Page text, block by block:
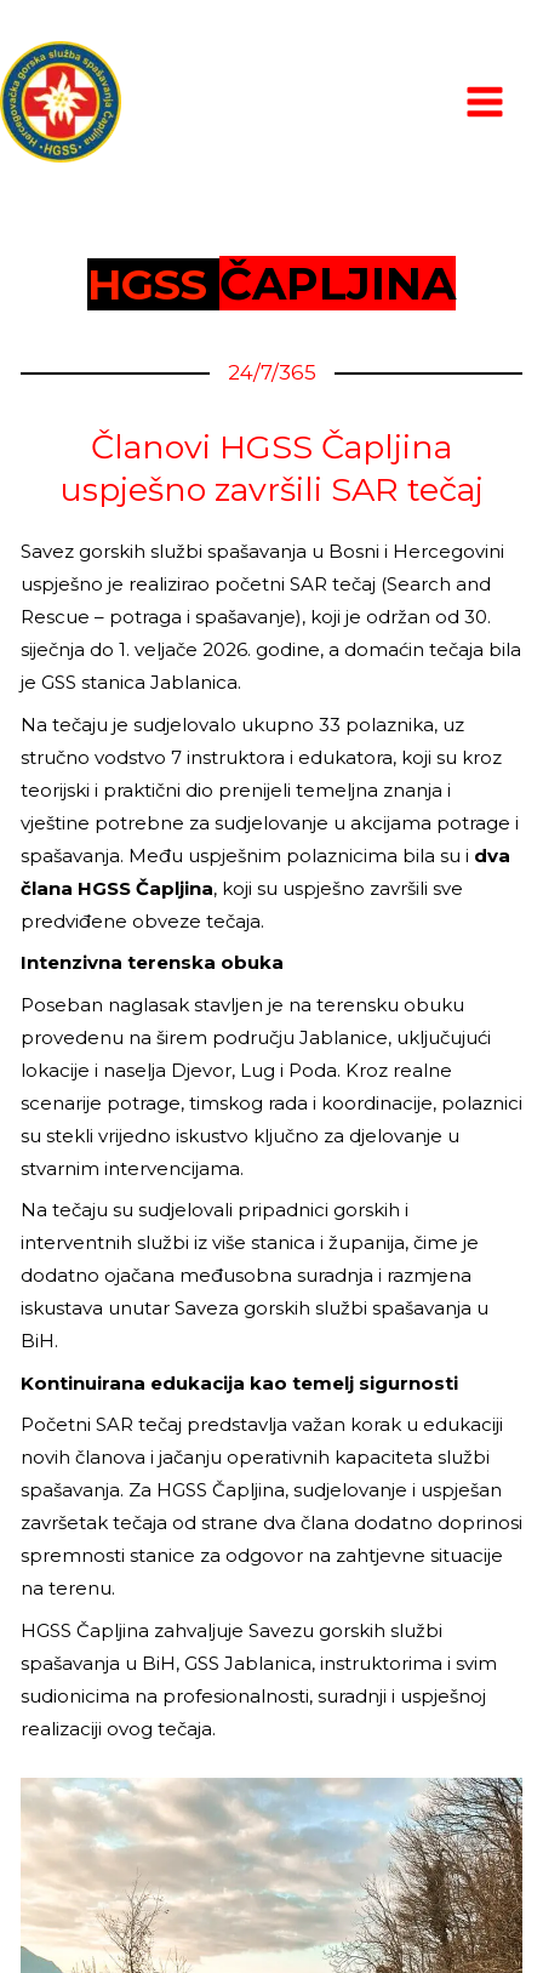
content
HGSS ČAPLJINA
24/7/365
Članovi HGSS Čapljina
uspješno završili SAR tečaj
Savez gorskih službi spašavanja u Bosni i Hercegovini
uspješno je realizirao početni SAR tečaj (Search and
Rescue – potraga i spašavanje), koji je održan od 30.
siječnja do 1. veljače 2026. godine, a domaćin tečaja bila
je GSS stanica Jablanica.
Na tečaju je sudjelovalo ukupno 33 polaznika, uz
stručno vodstvo 7 instruktora i edukatora, koji su kroz
teorijski i praktični dio prenijeli temeljna znanja i
vještine potrebne za sudjelovanje u akcijama potrage i
spašavanja. Među uspješnim polaznicima bila su i dva
člana HGSS Čapljina, koji su uspješno završili sve
predviđene obveze tečaja.
Intenzivna terenska obuka
Poseban naglasak stavljen je na terensku obuku
provedenu na širem području Jablanice, uključujući
lokacije i naselja Djevor, Lug i Poda. Kroz realne
scenarije potrage, timskog rada i koordinacije, polaznici
su stekli vrijedno iskustvo ključno za djelovanje u
stvarnim intervencijama.
Na tečaju su sudjelovali pripadnici gorskih i
interventnih službi iz više stanica i županija, čime je
dodatno ojačana međusobna suradnja i razmjena
iskustava unutar Saveza gorskih službi spašavanja u
BiH.
Kontinuirana edukacija kao temelj sigurnosti
Početni SAR tečaj predstavlja važan korak u edukaciji
novih članova i jačanju operativnih kapaciteta službi
spašavanja. Za HGSS Čapljina, sudjelovanje i uspješan
završetak tečaja od strane dva člana dodatno doprinosi
spremnosti stanice za odgovor na zahtjevne situacije
na terenu.
HGSS Čapljina zahvaljuje Savezu gorskih službi
spašavanja u BiH, GSS Jablanica, instruktorima i svim
sudionicima na profesionalnosti, suradnji i uspješnoj
realizaciji ovog tečaja.